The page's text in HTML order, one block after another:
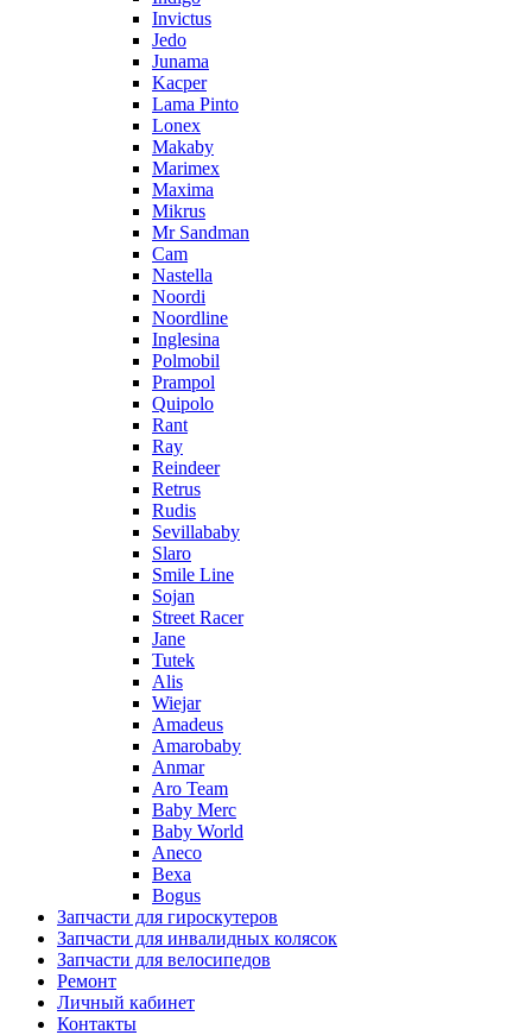
Invictus
Jedo
Junama
Kacper
Lama Pinto
Lonex
Makaby
Marimex
Maxima
Mikrus
Mr Sandman
Cam
Nastella
Noordi
Noordline
Inglesina
Polmobil
Prampol
Quipolo
Rant
Ray
Reindeer
Retrus
Rudis
Sevillababy
Slaro
Smile Line
Sojan
Street Racer
Jane
Tutek
Alis
Wiejar
Amadeus
Amarobaby
Anmar
Aro Team
Baby Merc
Baby World
Aneco
Bexa
Bogus
Запчасти для гироскутеров
Запчасти для инвалидных колясок
Запчасти для велосипедов
Ремонт
Личный кабинет
Контакты